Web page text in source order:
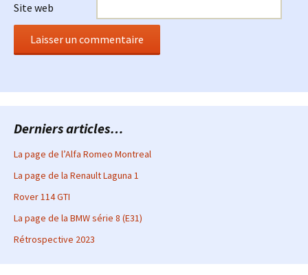
Site web
Derniers articles…
La page de l’Alfa Romeo Montreal
La page de la Renault Laguna 1
Rover 114 GTI
La page de la BMW série 8 (E31)
Rétrospective 2023